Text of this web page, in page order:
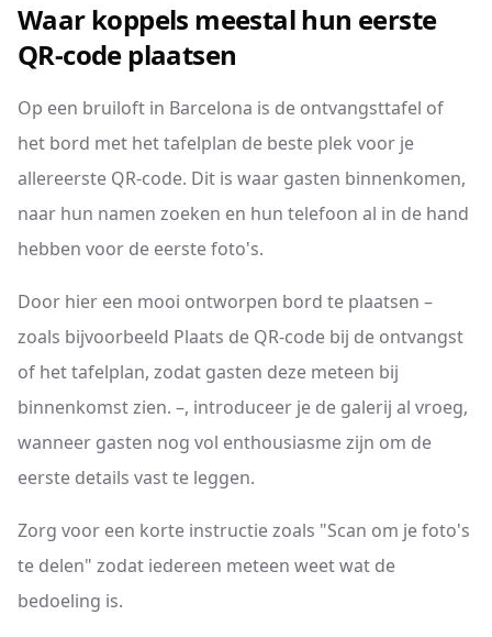
Waar koppels meestal hun eerste
QR-code plaatsen
Op een bruiloft in Barcelona is de ontvangsttafel of
het bord met het tafelplan de beste plek voor je
allereerste QR-code. Dit is waar gasten binnenkomen,
naar hun namen zoeken en hun telefoon al in de hand
hebben voor de eerste foto's.
Door hier een mooi ontworpen bord te plaatsen –
zoals bijvoorbeeld Plaats de QR-code bij de ontvangst
of het tafelplan, zodat gasten deze meteen bij
binnenkomst zien. –, introduceer je de galerij al vroeg,
wanneer gasten nog vol enthousiasme zijn om de
eerste details vast te leggen.
Zorg voor een korte instructie zoals "Scan om je foto's
te delen" zodat iedereen meteen weet wat de
bedoeling is.